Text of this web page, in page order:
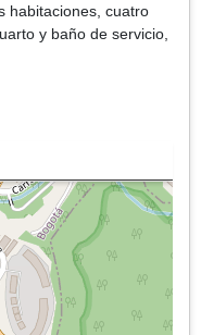
habitaciones, cuatro
y baño de servicio,